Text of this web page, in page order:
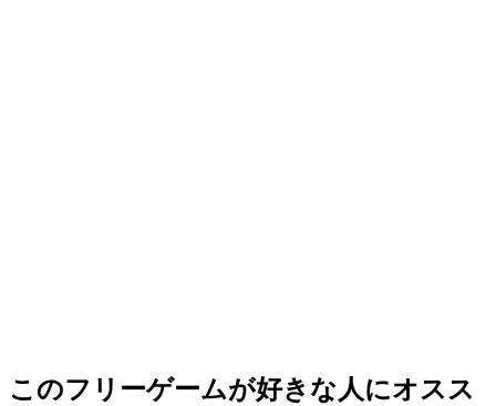
このフリーゲームが好きな人にオスス